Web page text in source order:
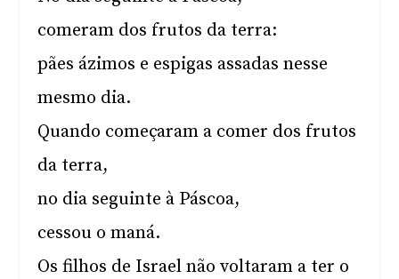
comeram dos frutos da terra:
pães ázimos e espigas assadas nesse
mesmo dia.
Quando começaram a comer dos frutos
da terra,
no dia seguinte à Páscoa,
cessou o maná.
Os filhos de Israel não voltaram a ter o